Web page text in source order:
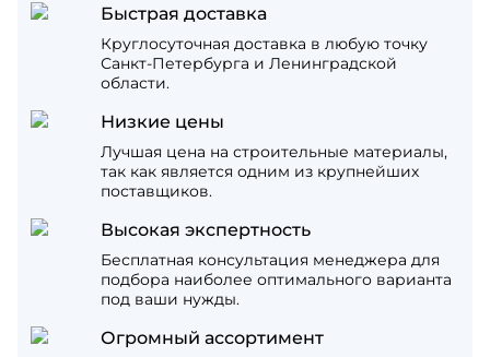
Быстрая доставка
Круглосуточная доставка в любую точку
Санкт-Петербурга и Ленинградской
области.
Низкие цены
Лучшая цена на строительные материалы,
так как является одним из крупнейших
поставщиков.
Высокая экспертность
Бесплатная консультация менеджера для
подбора наиболее оптимального варианта
под ваши нужды.
Огромный ассортимент